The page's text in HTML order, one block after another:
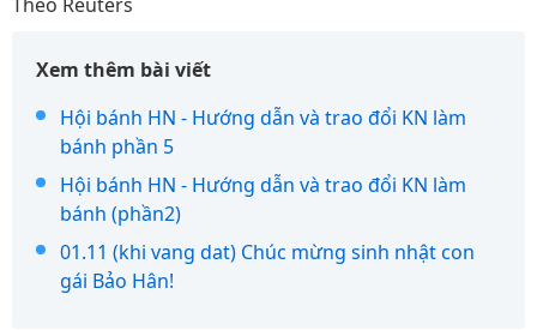
Xem thêm bài viết
Hội bánh HN - Hướng dẫn và trao đổi KN làm
bánh phần 5
Hội bánh HN - Hướng dẫn và trao đổi KN làm
bánh (phần2)
01.11 (khi vang dat) Chúc mừng sinh nhật con
gái Bảo Hân!